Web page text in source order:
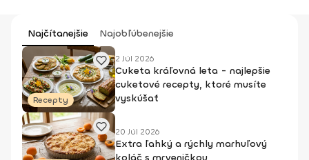
Najčítanejšie Najobľúbenejšie
Recepty
2 Júl 2026
Cuketa kráľovná leta - najlepšie
cuketové recepty, ktoré musíte
vyskúšať
20 Júl 2026
Extra ľahký a rýchly marhuľový